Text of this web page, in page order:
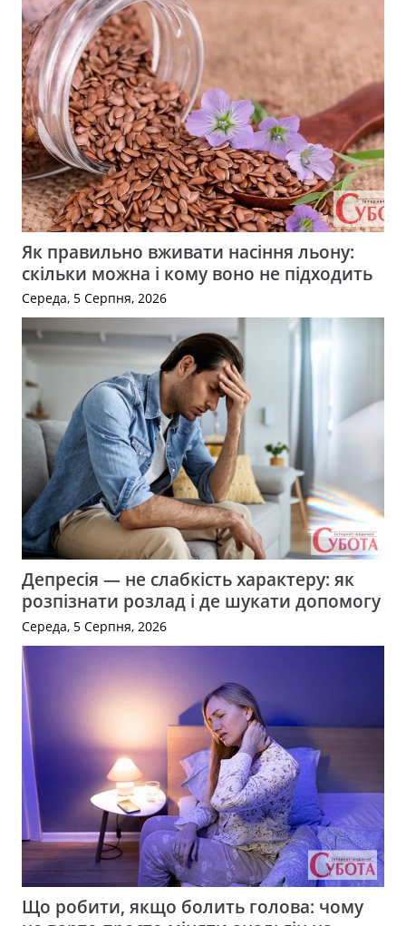
Як правильно вживати насіння льону:
скільки можна і кому воно не підходить
Середа, 5 Серпня, 2026
Депресія — не слабкість характеру: як
розпізнати розлад і де шукати допомогу
Середа, 5 Серпня, 2026
Що робити, якщо болить голова: чому